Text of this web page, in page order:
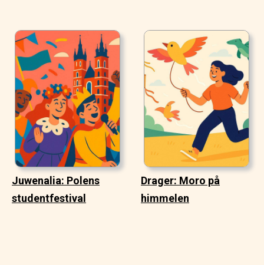
Juwenalia: Polens
studentfestival
Drager: Moro på
himmelen